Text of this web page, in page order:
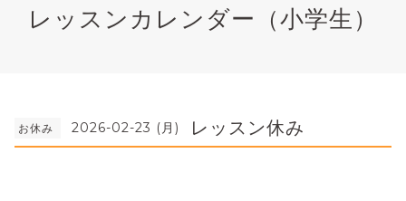
レッスンカレンダー（小学生）
お休み 2026-02-23 (月) レッスン休み